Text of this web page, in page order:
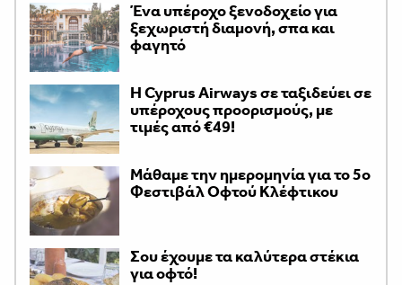
Ένα υπέροχο ξενοδοχείο για
ξεχωριστή διαμονή, σπα και
φαγητό
H Cyprus Airways σε ταξιδεύει σε
υπέροχους προορισμούς, με
τιμές από €49!
Μάθαμε την ημερομηνία για το 5ο
Φεστιβάλ Οφτού Κλέφτικου
Σου έχουμε τα καλύτερα στέκια
για οφτό!